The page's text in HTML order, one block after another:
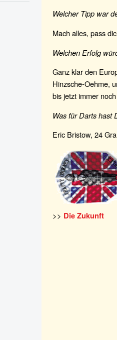
Welcher Tipp war
Mach alles, pass
Welchen Erfolg
Ganz klar den
Hinzsche-Oehme,
bis jetzt immer
Was für Darts hast
Eric Bristow, 24
>> Die Zukunft